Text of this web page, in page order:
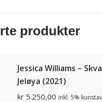
produkter
Jessica Williams –
Jeløya (2021)
kr 5.250,00 inkl. 5%